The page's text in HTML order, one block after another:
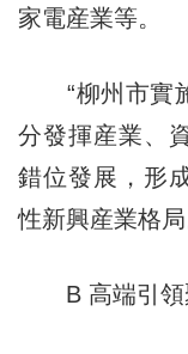
家電産業等。
“柳州市實施
分發揮産業、
錯位發展，形
性新興産業格局
B 高端引領